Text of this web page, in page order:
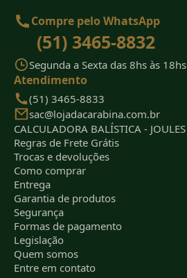
Compre pelo WhatsApp
(51) 3465-8832
Segunda a Sexta das 8hs às 18hs
Atendimento
(51) 3465-8833
sac@lojadacarabina.com.br
CALCULADORA BALÍSTICA - JOULES
Regras de Frete Grátis
Trocas e devoluções
Como comprar
Entrega
Garantia de produtos
Segurança
Formas de pagamento
Legislação
Quem somos
Entre em contato